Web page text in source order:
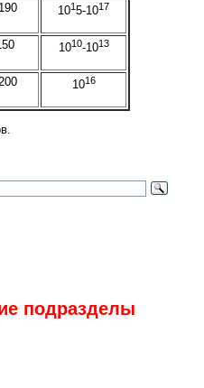
1015-1017
1010-1013
1016
подразделы